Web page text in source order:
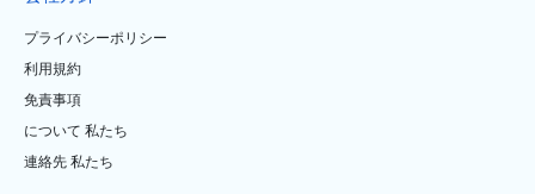
プライバシーポリシー
利用規約
免責事項
について 私たち
連絡先 私たち